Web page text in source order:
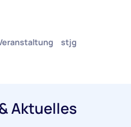
stjg
Aktuelles